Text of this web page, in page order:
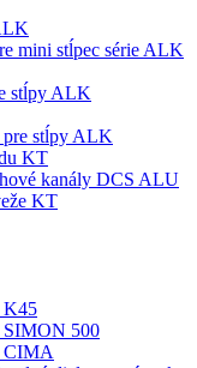
mini stĺpec série ALK
stĺpy ALK
pre stĺpy ALK
KT
kanály DCS ALU
KT
K45
500
CIMA